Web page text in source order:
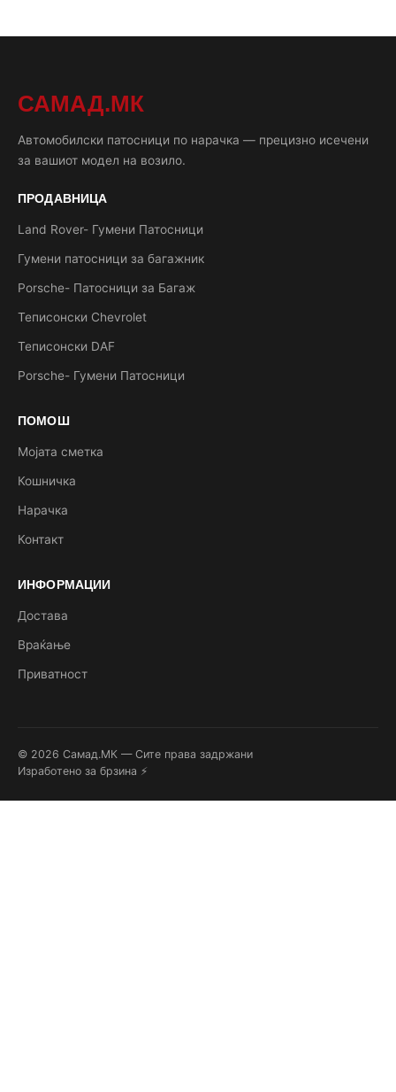
САМАД.МК
Автомобилски патосници по нарачка — прецизно исечени
за вашиот модел на возило.
ПРОДАВНИЦА
Land Rover- Гумени Патосници
Гумени патосници за багажник
Porsche- Патосници за Багаж
Теписонски Chevrolet
Теписонски DAF
Porsche- Гумени Патосници
ПОМОШ
Мојата сметка
Кошничка
Нарачка
Контакт
ИНФОРМАЦИИ
Достава
Враќање
Приватност
© 2026 Самад.МК — Сите права задржани
Изработено за брзина ⚡